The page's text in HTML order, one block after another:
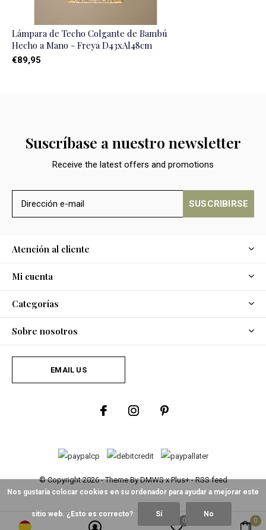
Lámpara de Techo Colgante de Bambú
Hecho a Mano - Freya D43xAl48cm
€89,95
Suscríbase a nuestro newsletter
Receive the latest offers and promotions
SUSCRIBIRSE
Atención al cliente
Mi cuenta
Categorías
Sobre nosotros
EMAIL US
© Copyright2026- Theme ByDMWSxPlus+-RSS feed
0 0
Nos gustaría colocar cookies en su ordenador para ayudar a mejorar este
sitio web. ¿Esto es correcto? Sí No